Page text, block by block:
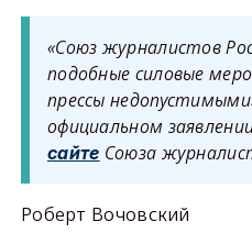
«Союз журналистов
подобные силовые
прессы
официальном
сайте Союза
Роберт Вочовский